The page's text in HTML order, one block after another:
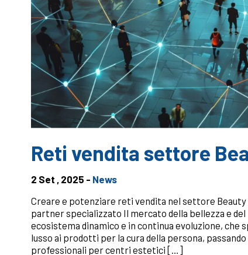
Reti vendita settore
2 Set , 2025 - News
Creare e potenziare reti vendita nel settore
partner specializzato Il mercato della bellezza e del
ecosistema dinamico e in continua evoluzione, che
lusso ai prodotti per la cura della persona,
professionali per centri estetici […]